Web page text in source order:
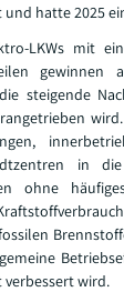
hatte 2025
LKWs mit
gewinnen
steigende
wird.
in
ohne
wird.